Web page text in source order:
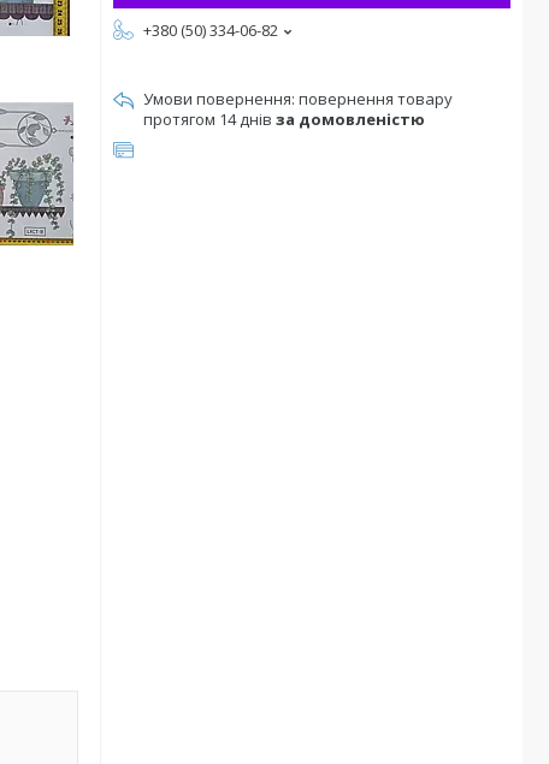
+380 (50) 334-06-82
повернення товару
протягом 14 днів за домовленістю